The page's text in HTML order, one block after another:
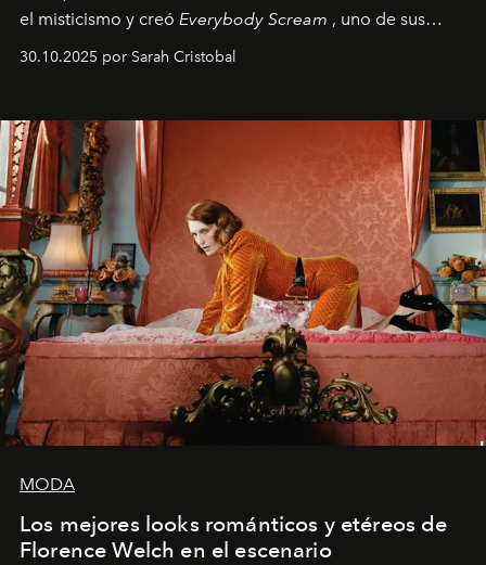
el misticismo y creó Everybody Scream , uno de sus
álbumes más profundos hasta la fecha.
30.10.2025 por Sarah Cristobal
MODA
Los mejores looks románticos y etéreos de
Florence Welch en el escenario